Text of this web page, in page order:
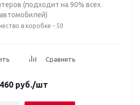
(подходит на 90% всех
автомобилей)
в коробке - 50
Сравнить
460 руб./шт